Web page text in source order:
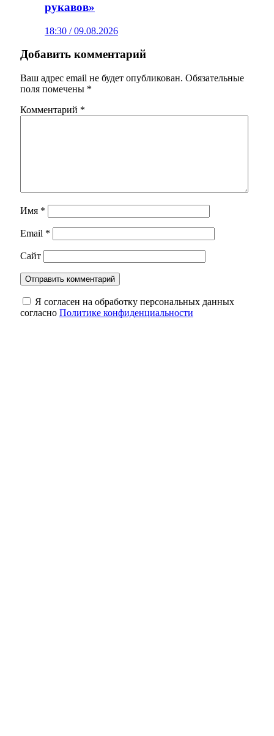
рукавов»
18:30 / 09.08.2026
Добавить комментарий
Ваш адрес email не будет опубликован. Обязательные
поля помечены *
Комментарий *
Имя *
Email *
Сайт
Я согласен на обработку персональных данных
согласно Политике конфиденциальности